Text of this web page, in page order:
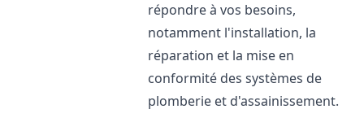
répondre à vos besoins,
notamment l'installation, la
réparation et la mise en
conformité des systèmes de
plomberie et d'assainissement.